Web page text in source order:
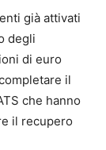
già attivati
degli
di euro
il
che hanno
il recupero